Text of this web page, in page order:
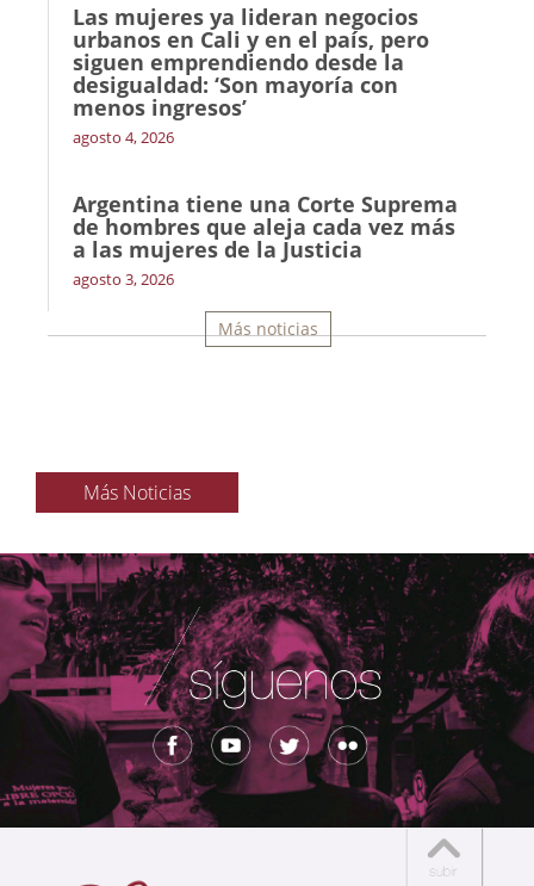
Las mujeres ya lideran negocios
urbanos en Cali y en el país, pero
siguen emprendiendo desde la
desigualdad: ‘Son mayoría con
menos ingresos’
agosto 4, 2026
Argentina tiene una Corte Suprema
de hombres que aleja cada vez más
a las mujeres de la Justicia
agosto 3, 2026
Más noticias
Más Noticias